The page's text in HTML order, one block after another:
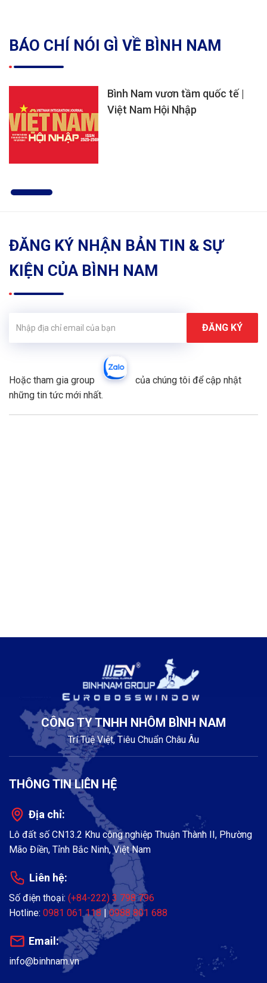
BÁO CHÍ NÓI GÌ VỀ BÌNH NAM
Bình Nam vươn tầm quốc tế |
Việt Nam Hội Nhập
ĐĂNG KÝ NHẬN BẢN TIN & SỰ
KIỆN CỦA BÌNH NAM
Hoặc tham gia group
của chúng tôi để cập nhật
những tin tức mới nhất.
CÔNG TY TNHH NHÔM BÌNH NAM
Trí Tuệ Việt, Tiêu Chuẩn Châu Âu
THÔNG TIN LIÊN HỆ
Địa chỉ:
Lô đất số CN13.2 Khu công nghiệp Thuận Thành II, Phường
Mão Điền, Tỉnh Bắc Ninh, Việt Nam
Liên hệ:
Số điện thoại: (+84-222) 3 798 796
Hotline: 0981 061 118 |0988 801 688
Email:
info@binhnam.vn